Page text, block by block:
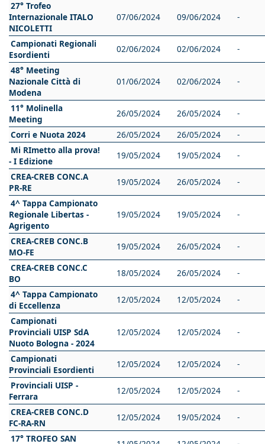
27° Trofeo
Internazionale ITALO
NICOLETTI
07/06/2024 09/06/2024 -
Campionati Regionali
Esordienti
02/06/2024 02/06/2024
-
48° Meeting
Nazionale Città di
Modena
01/06/2024 02/06/2024 -
11° Molinella
Meeting
26/05/2024 26/05/2024
-
Corri e Nuota 2024
26/05/2024 26/05/2024
-
Mi RImetto alla prova!
- I Edizione
19/05/2024 19/05/2024
-
CREA-CREB CONC.A
PR-RE
19/05/2024 26/05/2024
-
4^ Tappa Campionato
Regionale Libertas -
Agrigento
19/05/2024 19/05/2024 -
CREA-CREB CONC.B
MO-FE
19/05/2024 26/05/2024
-
CREA-CREB CONC.C
BO
18/05/2024 26/05/2024
-
4^ Tappa Campionato
di Eccellenza
12/05/2024 12/05/2024
-
Campionati
Provinciali UISP SdA
Nuoto Bologna - 2024
12/05/2024 12/05/2024 -
Campionati
Provinciali Esordienti
12/05/2024 12/05/2024
-
Provinciali UISP -
Ferrara
12/05/2024 12/05/2024
-
CREA-CREB CONC.D
FC-RA-RN
12/05/2024 19/05/2024
-
17° TROFEO SAN